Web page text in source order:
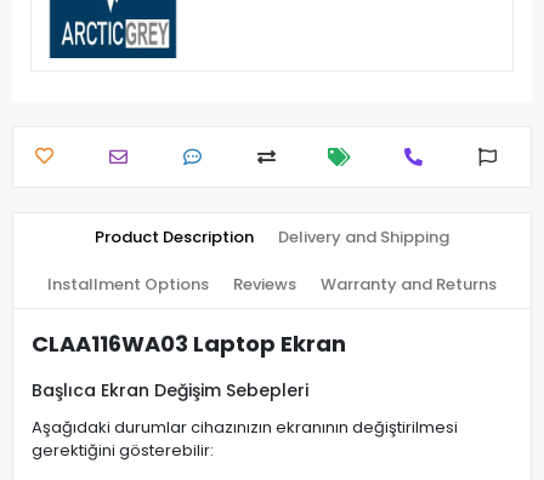
Product Description Delivery and Shipping
Installment Options Reviews Warranty and Returns
CLAA116WA03 Laptop Ekran
Başlıca Ekran Değişim Sebepleri
Aşağıdaki durumlar cihazınızın ekranının değiştirilmesi
gerektiğini gösterebilir: